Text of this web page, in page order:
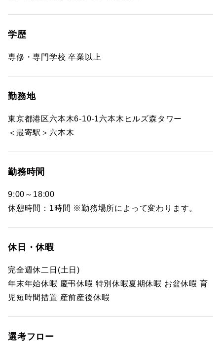
学歴
専修・専門学校 卒業以上
勤務地
東京都港区六本木6-10-1六本木ヒルズ森タワー
＜最寄駅＞六本木
勤務時間
9:00～18:00
休憩時間：1時間 ※勤務場所によって変わります。
休日・休暇
完全週休二日(土日)
年末年始休暇 慶弔休暇 特別休暇夏期休暇 お盆休暇 育
児短時間措置 産前産後休暇
選考フロー